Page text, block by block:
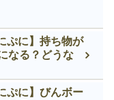
ぷに】持ち物が
なる？どうな
ぷに】びんボー